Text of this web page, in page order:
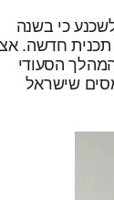
כי בשנה
תכנית חדשה.
הסעודי
שישראל